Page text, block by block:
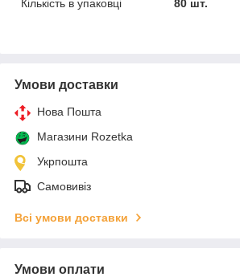
Кількість в упаковці 80 шт.
Умови доставки
Нова Пошта
Магазини Rozetka
Укрпошта
Самовивіз
Всі умови доставки
Умови оплати